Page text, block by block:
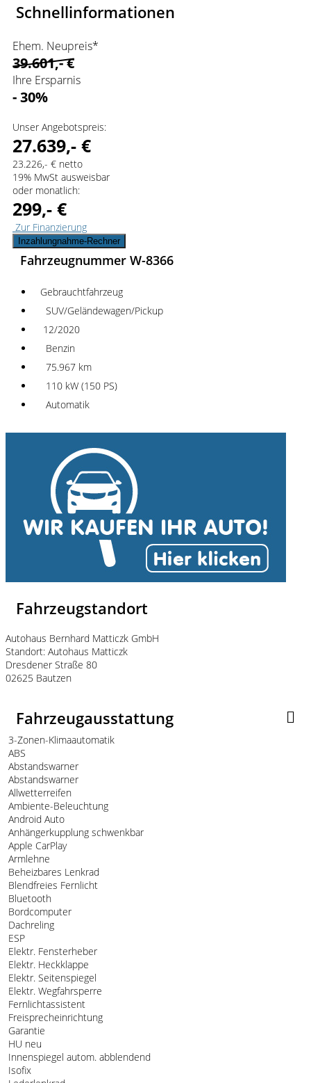
Schnellinformationen
Ehem. Neupreis*
39.601,- €
Ihre Ersparnis
- 30%
Unser Angebotspreis:
27.639,- €
23.226,- € netto
19% MwSt ausweisbar
oder monatlich:
299,- €
Zur Finanzierung
Inzahlungnahme-Rechner
Fahrzeugnummer W-8366
Gebrauchtfahrzeug
SUV/Geländewagen/Pickup
12/2020
Benzin
75.967 km
110 kW (150 PS)
Automatik
Fahrzeugstandort
Autohaus Bernhard Matticzk GmbH
Standort: Autohaus Matticzk
Dresdener Straße 80
02625 Bautzen
Fahrzeugausstattung
3-Zonen-Klimaautomatik
ABS
Abstandswarner
Abstandswarner
Allwetterreifen
Ambiente-Beleuchtung
Android Auto
Anhängerkupplung schwenkbar
Apple CarPlay
Armlehne
Beheizbares Lenkrad
Blendfreies Fernlicht
Bluetooth
Bordcomputer
Dachreling
ESP
Elektr. Fensterheber
Elektr. Heckklappe
Elektr. Seitenspiegel
Elektr. Wegfahrsperre
Fernlichtassistent
Freisprecheinrichtung
Garantie
HU neu
Innenspiegel autom. abblendend
Isofix